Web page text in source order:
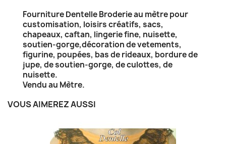
Fourniture Dentelle Broderie au mètre pour
customisation, loisirs créatifs, sacs,
chapeaux, caftan, lingerie fine, nuisette,
soutien-gorge,décoration de vetements,
figurine, poupées, bas de rideaux, bordure de
jupe, de soutien-gorge, de culottes, de
nuisette.
Vendu au Mètre.
VOUS AIMEREZ AUSSI